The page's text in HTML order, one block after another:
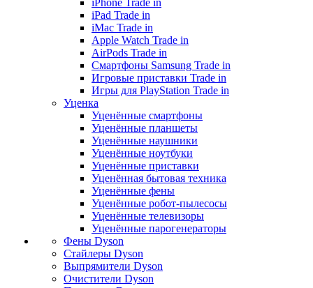
iPhone Trade in
iPad Trade in
iMac Trade in
Apple Watch Trade in
AirPods Trade in
Смартфоны Samsung Trade in
Игровые приставки Trade in
Игры для PlayStation Trade in
Уценка
Уценённые смартфоны
Уценённые планшеты
Уценённые наушники
Уценённые ноутбуки
Уценённые приставки
Уценённая бытовая техника
Уценённые фены
Уценённые робот-пылесосы
Уценённые телевизоры
Уценённые парогенераторы
Фены Dyson
Стайлеры Dyson
Выпрямители Dyson
Очистители Dyson